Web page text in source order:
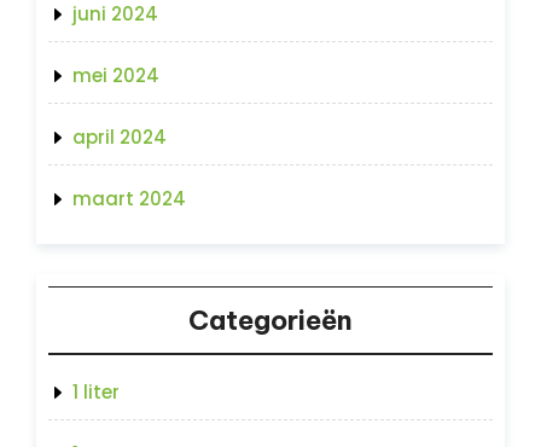
juni 2024
mei 2024
april 2024
maart 2024
Categorieën
1 liter